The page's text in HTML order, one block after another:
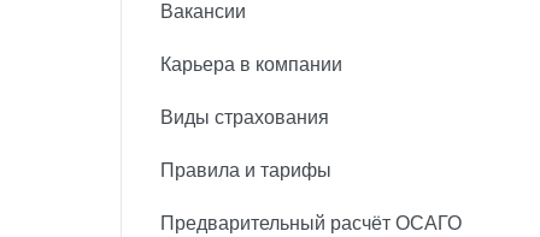
Вакансии
Карьера в компании
Виды страхования
Правила и тарифы
Предварительный расчёт ОСАГО